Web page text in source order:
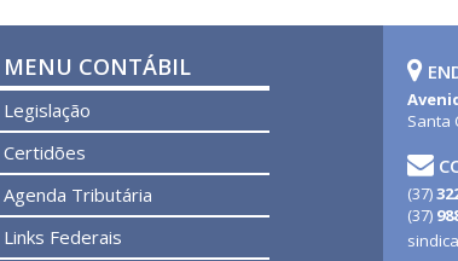
MENU CONTÁBIL
Legislação
Certidões
Agenda Tributária
Links Federais
Santa
(37)
(37)